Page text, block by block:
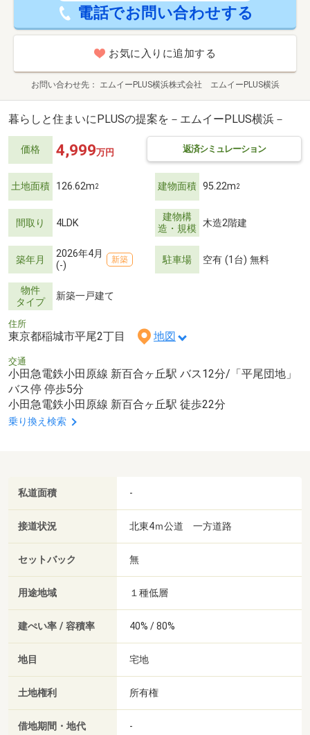
電話でお問い合わせする
お気に入りに追加する
お問い合わせ先 エムイーPLUS横浜株式会社 エムイーPLUS横浜
暮らしと住まいにPLUSの提案を－エムイーPLUS横浜－
価格 返済シミュレーション
4,999万円
土地面積 126.62m2 建物面積 95.22m2
間取り 4LDK
建物構
造・規模 木造2階建
築年月
2026年4月
(-)
新築 駐車場 空有 (1台) 無料
物件
タイプ
新築一戸建て
住所
東京都稲城市平尾2丁目 地図
交通
小田急電鉄小田原線 新百合ヶ丘駅 バス12分/「平尾団地」
バス停 停歩5分
小田急電鉄小田原線 新百合ヶ丘駅 徒歩22分
乗り換え検索
私道面積 -
接道状況 北東4ｍ公道 一方道路
セットバック 無
用途地域 １種低層
建ぺい率 / 容積率 40% / 80%
地目 宅地
土地権利 所有権
借地期間・地代 -